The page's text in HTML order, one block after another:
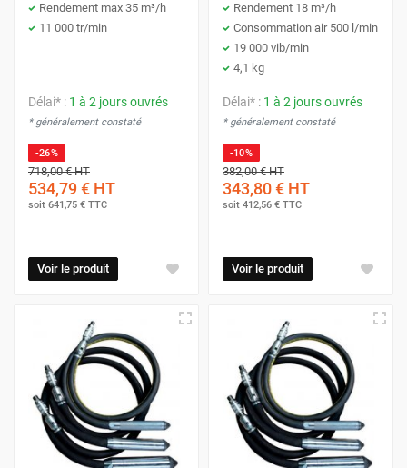
Rendement max 35 m³/h
11 000 tr/min
Délai* : 1 à 2 jours ouvrés
* généralement constaté
-26%
718,00 €HT
534,79 € HT
soit 641,75 € TTC
Voir le produit
Rendement 18 m³/h
Consommation air 500 l/min
19 000 vib/min
4,1 kg
Délai* : 1 à 2 jours ouvrés
* généralement constaté
-10%
382,00 €HT
343,80 € HT
soit 412,56 € TTC
Voir le produit